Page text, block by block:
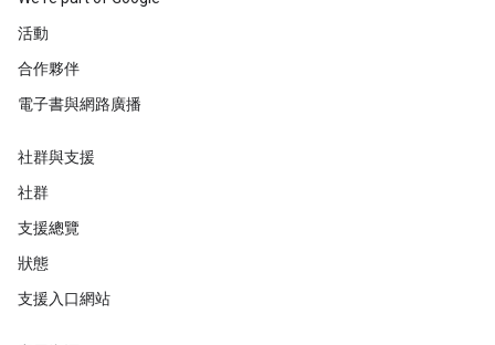
活動
合作夥伴
電子書與網路廣播
社群與支援
社群
支援總覽
狀態
支援入口網站